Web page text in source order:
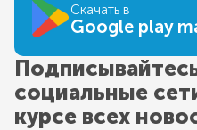
Скачать в
Google play
социальные
курсе всех